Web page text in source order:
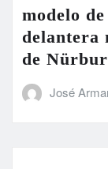
modelo
delantera
de
José